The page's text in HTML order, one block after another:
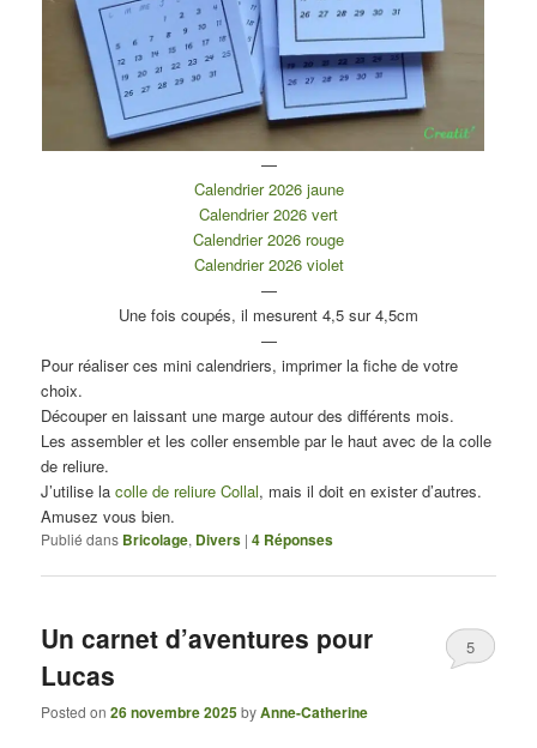
—
Calendrier 2026 jaune
Calendrier 2026 vert
Calendrier 2026 rouge
Calendrier 2026 violet
—
Une fois coupés, il mesurent 4,5 sur 4,5cm
—
Pour réaliser ces mini calendriers, imprimer la fiche de votre
choix.
Découper en laissant une marge autour des différents mois.
Les assembler et les coller ensemble par le haut avec de la colle
de reliure.
J’utilise lacolle de reliure Collal, mais il doit en exister d’autres.
Amusez vous bien.
Publié dans Bricolage, Divers |4 Réponses
Un carnet d’aventures pour
Lucas
Posted on26 novembre 2025byAnne-Catherine
5